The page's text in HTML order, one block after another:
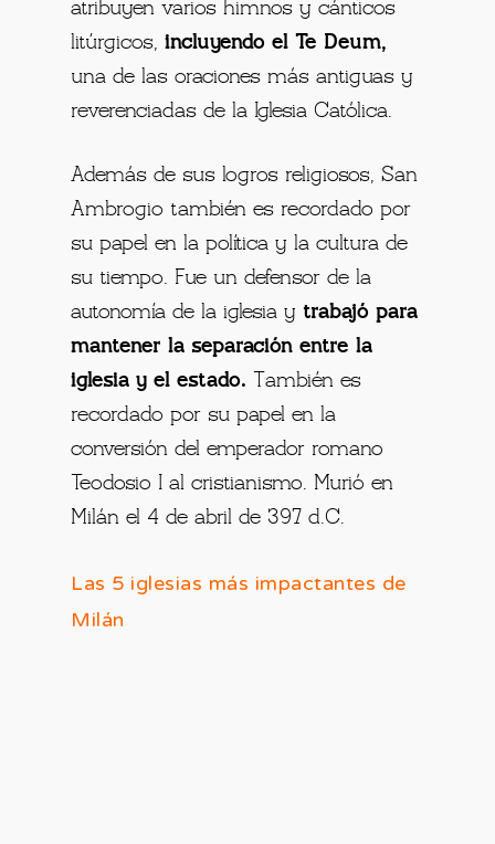
atribuyen varios himnos y cánticos
litúrgicos, incluyendo el Te Deum,
una de las oraciones más antiguas y
reverenciadas de la Iglesia Católica.
Además de sus logros religiosos, San
Ambrogio también es recordado por
su papel en la política y la cultura de
su tiempo. Fue un defensor de la
autonomía de la iglesia y trabajó para
mantener la separación entre la
iglesia y el estado. También es
recordado por su papel en la
conversión del emperador romano
Teodosio I al cristianismo. Murió en
Milán el 4 de abril de 397 d.C.
Las 5 iglesias más impactantes de
Milán